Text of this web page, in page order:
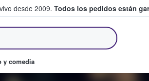
desde 2009. Todos los pedidos están
entre fans
y comedia